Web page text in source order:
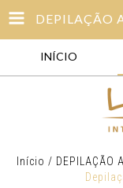
INÍCIO
Início / DEPILAÇÃO